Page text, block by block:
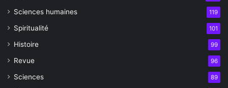
Sciences humaines 119
Spiritualité 101
Histoire 99
Revue 96
Sciences 89